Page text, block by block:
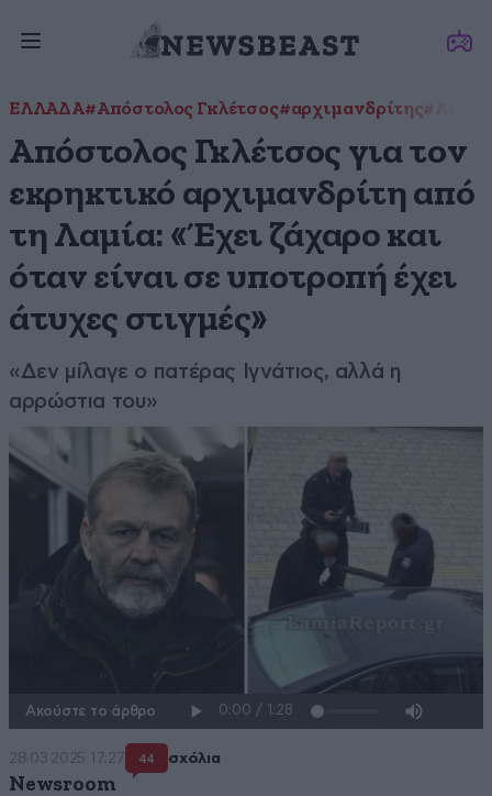
ΕΛΛΑΔΑ#Απόστολος Γκλέτσος#αρχιμανδρίτης#Λαμία
Απόστολος Γκλέτσος για τον
εκρηκτικό αρχιμανδρίτη από
τη Λαμία: «Έχει ζάχαρο και
όταν είναι σε υποτροπή έχει
άτυχες στιγμές»
«Δεν μίλαγε ο πατέρας Ιγνάτιος, αλλά η
αρρώστια του»
Ακούστε το άρθρο
28·03·2025 17:27 44 σχόλια
Newsroom